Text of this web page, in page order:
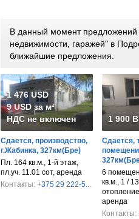
В данный момент предложений
недвижимости, гаражей" в
ближайшие предложения.
1 476 USD
9 USD за м²
НДС не включен
Сдается, производство,
г.Жабинка, 327км(Бре)
Пл. 164 кв.м., 1-й этаж,
пл.уч. 11.01 сот, аренда
Контакты: +375 29 222-5...
1 900
Сдается,
6
кв.м., 1 /
аренда
Контакты: